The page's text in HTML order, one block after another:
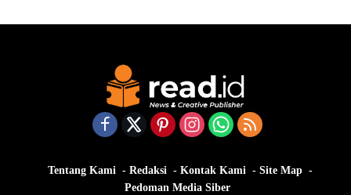
Tentang Kami Redaksi Kontak Kami
Site Map
Pedoman Media Siber